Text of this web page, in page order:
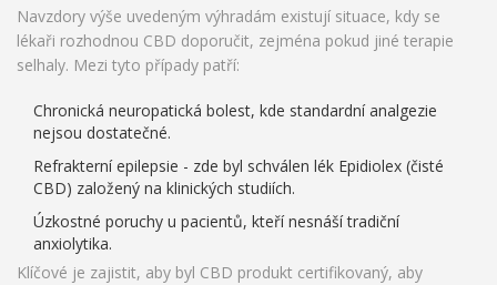
Navzdory výše uvedeným výhradám existují situace, kdy se
lékaři rozhodnou CBD doporučit, zejména pokud jiné terapie
selhaly. Mezi tyto případy patří:
Chronická neuropatická bolest, kde standardní analgezie
nejsou dostatečné.
Refrakterní epilepsie - zde byl schválen lék Epidiolex (čisté
CBD) založený na klinických studiích.
Úzkostné poruchy u pacientů, kteří nesnáší tradiční
anxiolytika.
Klíčové je zajistit, aby byl CBD produkt certifikovaný, aby